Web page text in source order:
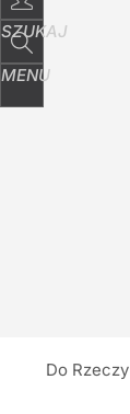
SZUKAJ
MENU
Do Rzeczy